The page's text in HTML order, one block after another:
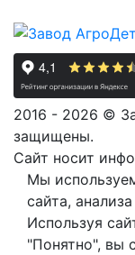
2016 - 2026 ©
защищены.
Сайт носит
Мы
сайта,
Используя
"Понятно", вы